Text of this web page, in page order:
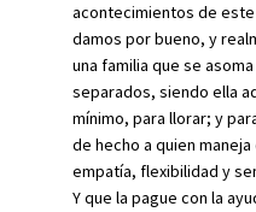
acontecimientos de
damos por bueno, y
una familia que se
separados, siendo ella
mínimo, para llorar; y
de hecho a quien
empatía, flexibilidad y
Y que la pague con la